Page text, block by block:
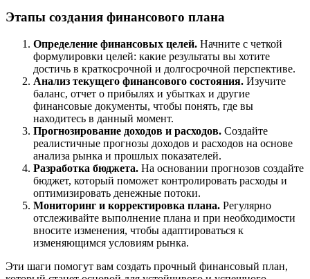
Этапы создания финансового плана
Определение финансовых целей. Начните с четкой
формулировки целей: какие результаты вы хотите
достичь в краткосрочной и долгосрочной перспективе.
Анализ текущего финансового состояния. Изучите
баланс, отчет о прибылях и убытках и другие
финансовые документы, чтобы понять, где вы
находитесь в данный момент.
Прогнозирование доходов и расходов. Создайте
реалистичные прогнозы доходов и расходов на основе
анализа рынка и прошлых показателей.
Разработка бюджета. На основании прогнозов создайте
бюджет, который поможет контролировать расходы и
оптимизировать денежные потоки.
Мониторинг и корректировка плана. Регулярно
отслеживайте выполнение плана и при необходимости
вносите изменения, чтобы адаптироваться к
изменяющимся условиям рынка.
Эти шаги помогут вам создать прочный финансовый план,